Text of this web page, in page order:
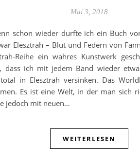
Mai 3, 2018
schon wieder durfte ich ein Buch
Elesztrah – Blut und Federn von
Reihe ein wahres Kunstwerk
dass ich mit jedem Band wieder
in Elesztrah versinken. Das
Es ist eine Welt, in der man sich
jedoch mit neuen…
WEITERLESEN